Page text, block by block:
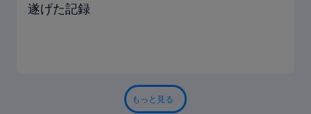
遂げた記録
もっと見る